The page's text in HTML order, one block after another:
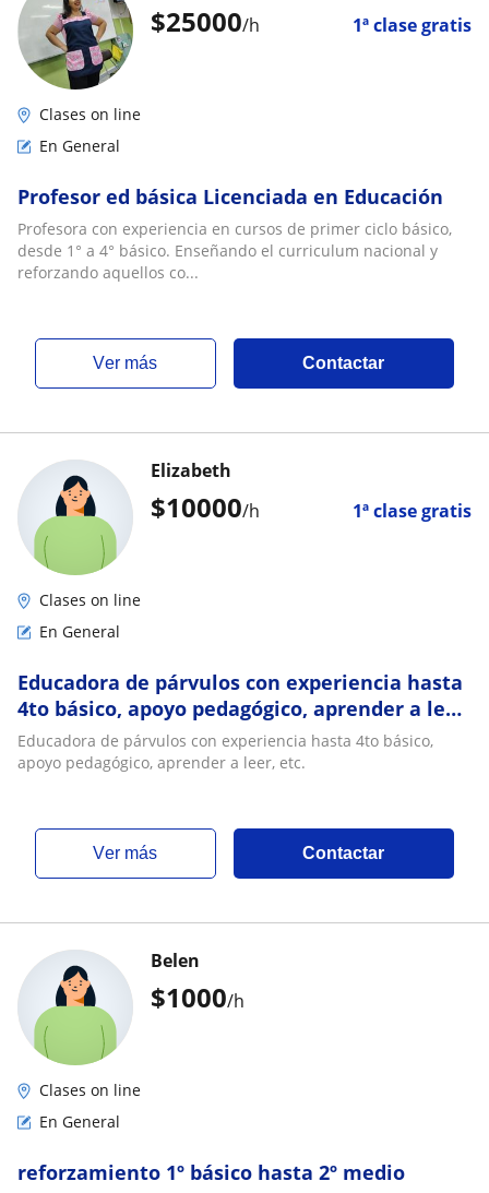
$25000/h 1ª clase gratis
Clases on line
En General
Profesor ed básica Licenciada en Educación
Profesora con experiencia en cursos de primer ciclo básico,
desde 1° a 4° básico. Enseñando el curriculum nacional y
reforzando aquellos co...
ver más Contactar
$10000/h 1ª clase gratis
Elizabeth
Clases on line
En General
Educadora de párvulos con experiencia hasta
4to básico, apoyo pedagógico, aprender a leer,
etc
Educadora de párvulos con experiencia hasta 4to básico,
apoyo pedagógico, aprender a leer, etc.
ver más Contactar
$1000/h
Belen
Clases on line
En General
reforzamiento 1º básico hasta 2º medio